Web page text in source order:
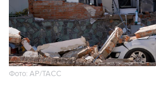
Фото: АР/ТАСС